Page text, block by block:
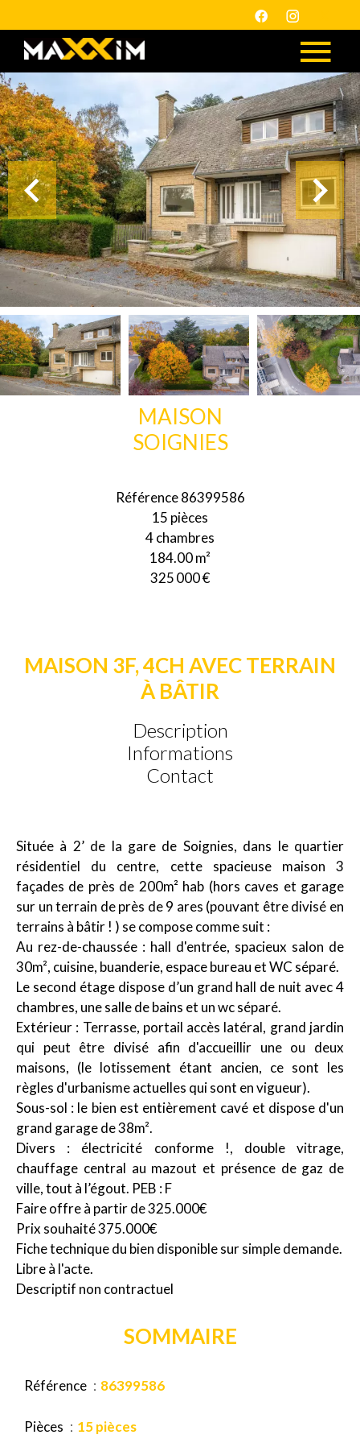
MAISON
SOIGNIES
Référence86399586
15 pièces
4 chambres
184.00m²
325 000 €
MAISON 3F, 4CH AVEC TERRAIN
À BÂTIR
Description
Informations
Contact
Située à 2’ de la gare de Soignies, dans le quartier
résidentiel du centre, cette spacieuse maison 3
façades de près de 200m² hab (hors caves et garage
sur un terrain de près de 9 ares (pouvant être divisé en
terrains à bâtir ! ) se compose comme suit :
Au rez-de-chaussée : hall d'entrée, spacieux salon de
30m², cuisine, buanderie, espace bureau et WC séparé.
Le second étage dispose d’un grand hall de nuit avec 4
chambres, une salle de bains et un wc séparé.
Extérieur : Terrasse, portail accès latéral, grand jardin
qui peut être divisé afin d'accueillir une ou deux
maisons, (le lotissement étant ancien, ce sont les
règles d'urbanisme actuelles qui sont en vigueur).
Sous-sol : le bien est entièrement cavé et dispose d'un
grand garage de 38m².
Divers : électricité conforme !, double vitrage,
chauffage central au mazout et présence de gaz de
ville, tout à l’égout. PEB : F
Faire offre à partir de 325.000€
Prix souhaité 375.000€
Fiche technique du bien disponible sur simple demande.
Libre à l'acte.
Descriptif non contractuel
SOMMAIRE
Référence 86399586
Pièces 15 pièces